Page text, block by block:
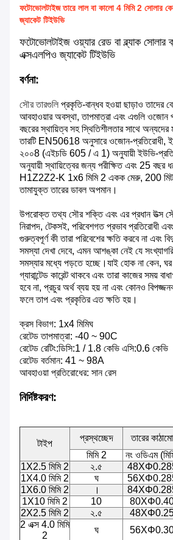
ফটোভোলটাইজ তারে লাল বা কালো 4 মিমি 2 সোলার
জ্যাকেট টিইউভি
ফটোভোলটাইজ ওয়্যার রেড বা ব্ল্যাক সোলার
এক্সএলপিও জ্যাকেট টিইউভি
বর্ণনা:
সৌর তারগুলি প্রকৃতি-বান্ধব হওয়া ছাড়াও তাদের
আবহাওয়ার অবস্থা, তাপমাত্রা এবং এগুলি ওজোন
বছরের স্থায়িত্ব সহ স্থিতিশীলতার সাথে অন্যদের
তারটি EN50618 অনুসারে ওজোন-
২০০8 (এইচডি 605 / এ 1) অনুযায়ী ইউভি-
অনুযায়ী স্থায়িত্বের জন্য পরীক্ষিত এবং 25 বছর
H1Z2Z2-K 1x6 মিমি 2 একক মেরু, 200 মিটার
তামাযুক্ত তারের ডাবল অপমান।
উপরোক্ত তথ্য সৌর শক্তি এবং এর প্রধান উত্স
নিরাপদ, টেকসই, পরিবেশগত প্রভাব প্রতিরোধী
গুরুত্বপূর্ণ কী তারা পরিবেশের ক্ষতি করবে না এবং
সমস্যা দেখা দেবে, এমন আশঙ্কা নেই যে
সমস্যার মধ্যে পড়তে হচ্ছে।যাই হোক না কেন,
গ্যারান্টেড কারেন্ট থাকবে এবং তারা কাজের সময়
হবে না, প্রচুর অর্থ ব্যয় হয় না এবং কোনও
ফলে তাপ এবং প্রকৃতির এত ক্ষতি হয়।
ক্রস বিভাগ: 1x4 মিমিঘ
রেটেড তাপমাত্রা: -40 ~ 90C
রেটেড রেটিং:ডিসি:1 / 1.8 কেভি এসি:0.6 কেভি
রেটেড বর্তমান: 41 ~ 98A
আবহাওয়া প্রতিরোধের: সান রেস
নির্দিষ্টকরণ:
টাইপ
প্রস্থচ্ছেদ তারের কাঠামো
মিমি 2
নং ওডিএম
1X2.5 মিমি 2
২.৫
1X4.0 মিমি 2
ঘ
1X6.0 মিমি 2
।
1X10 মিমি 2
10
2X2.5 মিমি 2
২.৫
2 এক্স 4.0 মিমি
2
ঘ